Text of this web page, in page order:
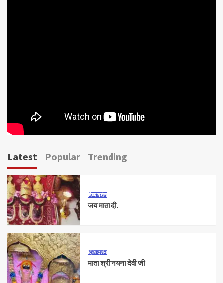
Latest Popular Trending
दिव्य दर्शन
जय माता दी.
दिव्य दर्शन
माता श्री नयना देवी जी